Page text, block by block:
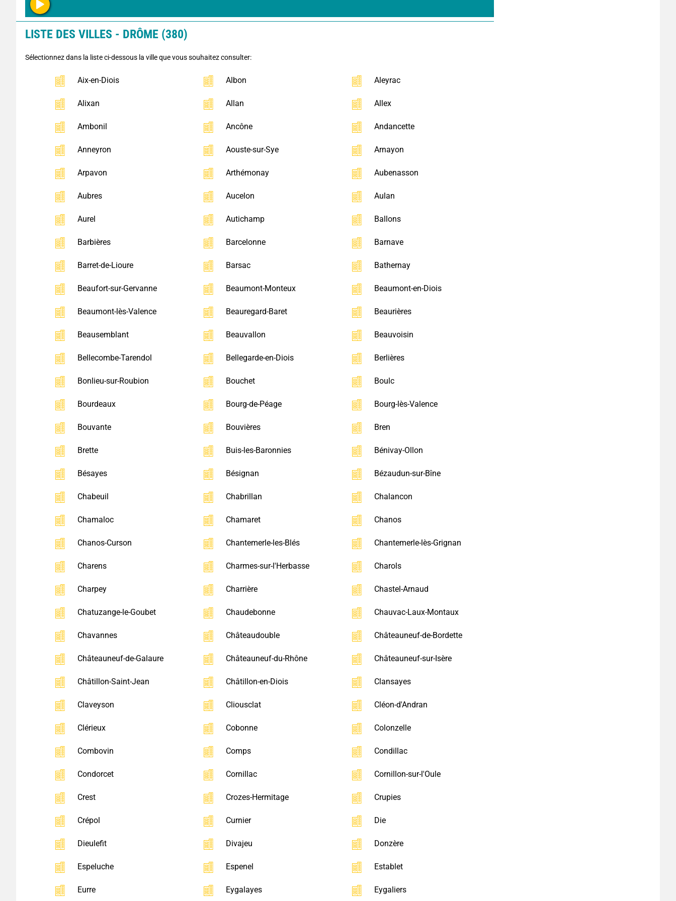
LISTE DES VILLES - DRÔME (380)
Sélectionnez dans la liste ci-dessous la ville que vous souhaitez consulter:
Aix-en-Diois Albon Aleyrac
Alixan Allan Allex
Ambonil Ancône Andancette
Anneyron Aouste-sur-Sye Arnayon
Arpavon Arthémonay Aubenasson
Aubres Aucelon Aulan
Aurel Autichamp Ballons
Barbières Barcelonne Barnave
Barret-de-Lioure Barsac Bathernay
Beaufort-sur-Gervanne Beaumont-Monteux Beaumont-en-Diois
Beaumont-lès-Valence Beauregard-Baret Beaurières
Beausemblant Beauvallon Beauvoisin
Bellecombe-Tarendol Bellegarde-en-Diois Berlières
Bonlieu-sur-Roubion Bouchet Boulc
Bourdeaux Bourg-de-Péage Bourg-lès-Valence
Bouvante Bouvières Bren
Brette Buis-les-Baronnies Bénivay-Ollon
Bésayes Bésignan Bézaudun-sur-Bîne
Chabeuil Chabrillan Chalancon
Chamaloc Chamaret Chanos
Chanos-Curson Chantemerle-les-Blés Chantemerle-lès-Grignan
Charens Charmes-sur-l'Herbasse Charols
Charpey Charrière Chastel-Arnaud
Chatuzange-le-Goubet Chaudebonne Chauvac-Laux-Montaux
Chavannes Châteaudouble Châteauneuf-de-Bordette
Châteauneuf-de-Galaure Châteauneuf-du-Rhône Châteauneuf-sur-Isère
Châtillon-Saint-Jean Châtillon-en-Diois Clansayes
Claveyson Cliousclat Cléon-d'Andran
Clérieux Cobonne Colonzelle
Combovin Comps Condillac
Condorcet Cornillac Cornillon-sur-l'Oule
Crest Crozes-Hermitage Crupies
Crépol Curnier Die
Dieulefit Divajeu Donzère
Espeluche Espenel Establet
Eurre Eygalayes Eygaliers